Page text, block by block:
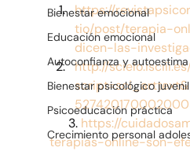
Bienestar emocional
Educación emocional
Autoconfianza y autoestima
Bienestar psicológico juvenil
Psicoeducación práctica
Crecimiento personal
https://
tio/post/terapia-
dicen-las-
http://
      3.
https://
terapias-online-son-